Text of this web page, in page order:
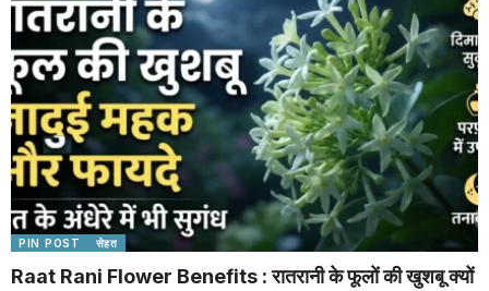
PIN POST सेहत
Raat Rani Flower Benefits : रातरानी के फूलों की खुशबू क्यों